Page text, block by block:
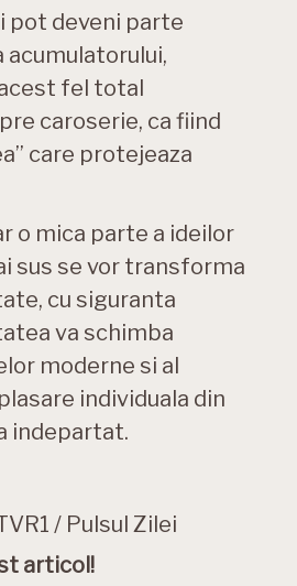
pot deveni parte
fel total
caroserie, ca fiind
care protejeaza
o mica parte a ideilor
sus se vor transforma
cu siguranta
va schimba
moderne si al
individuala din
indepartat.
/ Pulsul Zilei
articol!